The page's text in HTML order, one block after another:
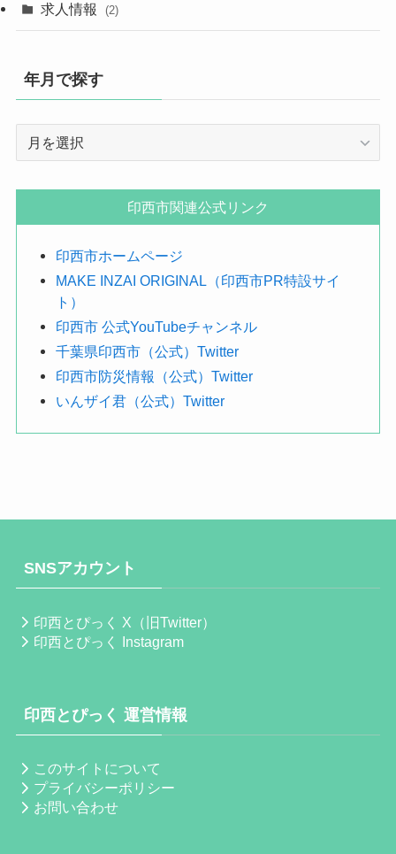
求人情報 (2)
年月で探す
す
印西市関連公式リンク
印西市ホームページ
MAKE INZAI ORIGINAL（印西市PR特設サイ
ト）
印西市 公式YouTubeチャンネル
千葉県印西市（公式）Twitter
印西市防災情報（公式）Twitter
いんザイ君（公式）Twitter
SNSアカウント
印西とぴっく X（旧Twitter）
印西とぴっく Instagram
印西とぴっく 運営情報
このサイトについて
プライバシーポリシー
お問い合わせ